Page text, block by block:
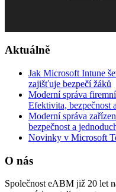
Aktuálně
Jak Microsoft Intune
zajišťuje bezpečí žáků
Moderní správa
Efektivita, bezpečnost
Moderní správa
bezpečnost a
Novinky v Microsoft
O nás
Společnost eABM již 20 let